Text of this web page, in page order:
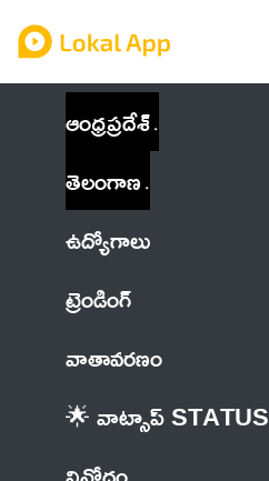
ఆంధ్రప్రదేశ్
తెలంగాణ
ఉద్యోగాలు
ట్రెండింగ్
వాతావరణం
🌟 వాట్సాప్ STATUS